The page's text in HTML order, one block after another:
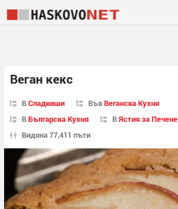
Веган кекс
ВСладкиши ВъвВеганска Кухня
ВБългарска Кухня ВЯстия за Печене
Видяна 77,411 пъти